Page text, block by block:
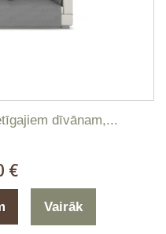
dīvānam,...
€
Vairāk